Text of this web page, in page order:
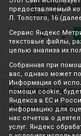
Фнк-001
Все права
Политика
предоставляемый
Л. Толстого, 16
Сервис Яндекс
текстовые файлы,
целью анализа их
Собранная при
вас, однако может
Информация об
помощи cookie,
Яндекса в ЕС и
информацию для
нас отчетов о
услуг. Яндекс